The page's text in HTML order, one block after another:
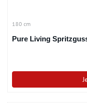
180 cm
Pure Living